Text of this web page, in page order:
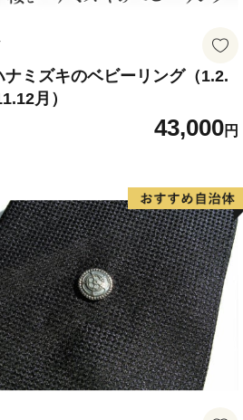
ナミズキのベビーリング（1.2.
月）
43,000円